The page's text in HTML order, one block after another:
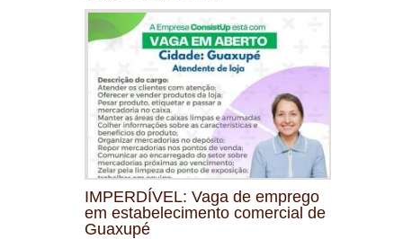
IMPERDÍVEL: Vaga de emprego
em estabelecimento comercial de
Guaxupé